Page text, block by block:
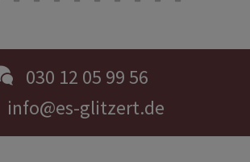
030 12 05 99 56
info@es-glitzert.de